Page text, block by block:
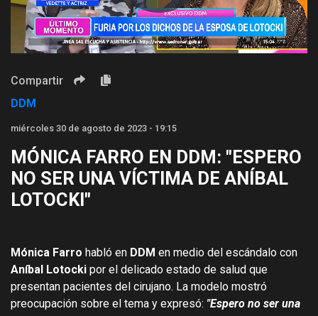
Compartir
DDM
miércoles 30 de agosto de 2023 - 19:15
MÓNICA FARRO EN DDM: "ESPERO
NO SER UNA VÍCTIMA DE ANÍBAL
LOTOCKI"
Mónica Farro habló en DDM en medio del escándalo con
Aníbal Lotocki por el delicado estado de salud que
presentan pacientes del cirujano. La modelo mostró
preocupación sobre el tema y expresó: "Espero no ser una